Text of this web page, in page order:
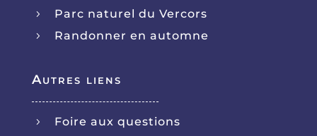
5 Parc naturel du Vercors
5 Randonner en automne
Autres liens
5 Foire aux questions